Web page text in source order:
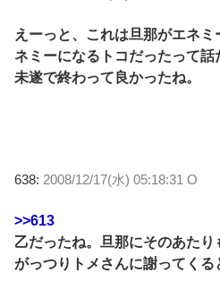
えーっと、これは旦那がエネミ
ネミーになるトコだったって話
未遂で終わって良かったね。
638: 2008/12/17(水) 05:18:31 O
>>613
乙だったね。旦那にそのあたり
がっつりトメさんに謝ってくる